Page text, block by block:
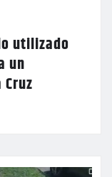
utilizado
un